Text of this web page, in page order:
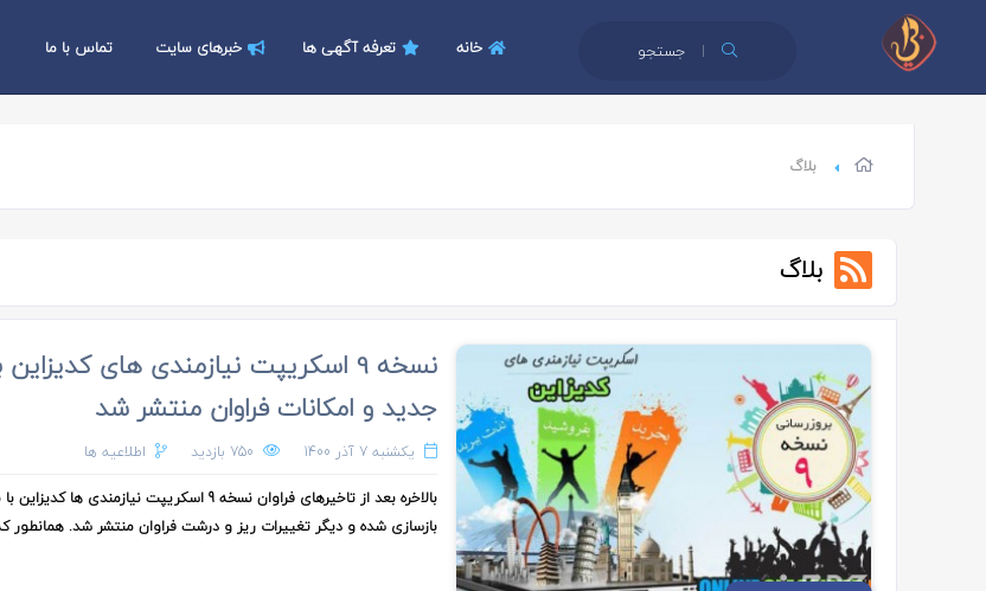
جستجو خانه تعرفه آگهی ها خبرهای سایت تماس با ما
بلاگ
بلاگ
نسخه 9 اسکریپت نیازمندی های
جدید و امکانات فراوان منتشر شد
یکشنبه 7 آذر 1400 750 بازدید
اطلاعیه ها
بالاخره بعد از تاخیرهای فراوان نسخه 9 اسکریپت
بازسازی شده و دیگر تغییرات ریز و درشت فراوان منتشر شد. همانطور